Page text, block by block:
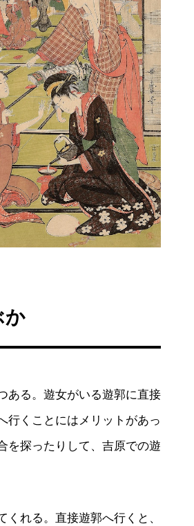
か
ある。遊女がいる遊郭に直接
行くことにはメリットがあっ
を探ったりして、吉原での遊
れる。直接遊郭へ行くと、